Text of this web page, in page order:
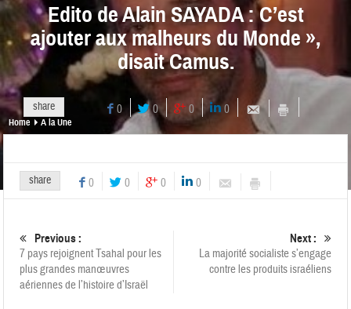
Edito de Alain SAYADA : C’est
ajouter aux malheurs du Monde »,
disait Camus.
share 0 0 0 0
Home A la Une
share 0 0 0 0
Previous :
7 pays rejoignent Tsahal pour les
plus grandes manœuvres
aériennes de l’histoire d’Israël
Next :
La majorité socialiste s’engage
contre les produits israéliens